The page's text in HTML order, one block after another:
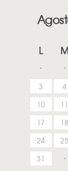
L M
3 4
10 11
17 18
24 25
31